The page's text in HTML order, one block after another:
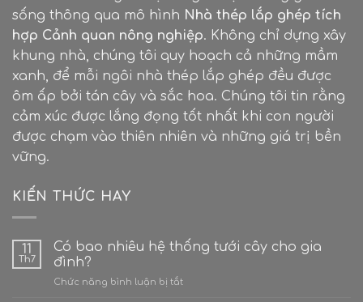
sống thông qua mô hình Nhà thép lắp ghép tích
hợp Cảnh quan nông nghiệp. Không chỉ dựng xây
khung nhà, chúng tôi quy hoạch cả những mầm
xanh, để mỗi ngôi nhà thép lắp ghép đều được
ôm ấp bởi tán cây và sắc hoa. Chúng tôi tin rằng
cảm xúc được lắng đọng tốt nhất khi con người
được chạm vào thiên nhiên và những giá trị bền
vững.
KIẾN THỨC HAY
11
Th7
Có bao nhiêu hệ thống tưới cây cho gia
đình?
Chức năng bình luận bị tắtở